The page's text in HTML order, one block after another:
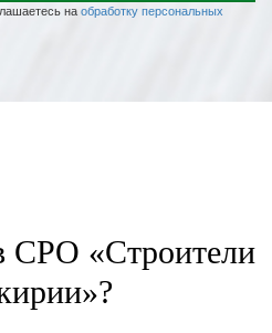
наобработку персональных
СРО «Строители